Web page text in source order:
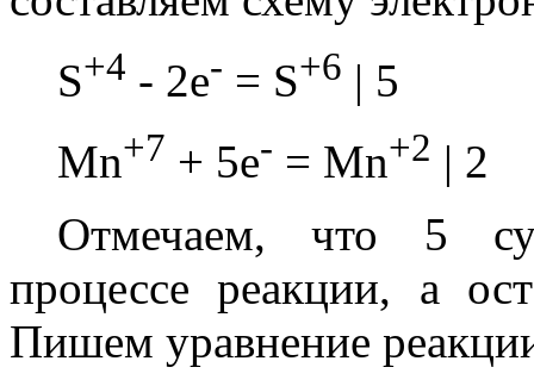
S+4 - 2e- = S+6 | 5
Mn+7 + 5e- = Mn+2 | 2
Отмечаем, что 5
процессе реакции, а
Пишем уравнение